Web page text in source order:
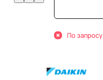
По запросу